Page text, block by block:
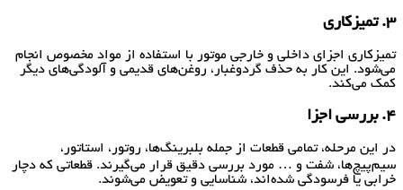
3. تمیزکاری
تمیزکاری اجزای داخلی و خارجی موتور با استفاده از مواد مخصوص انجام
می‌شود. این کار به حذف گردوغبار، روغن‌های قدیمی و آلودگی‌های دیگر
کمک می‌کند.
4. بررسی اجزا
در این مرحله، تمامی قطعات از جمله بلبرینگ‌ها، روتور، استاتور،
سیم‌پیچ‌ها، شفت و … مورد بررسی دقیق قرار می‌گیرند. قطعاتی که دچار
خرابی یا فرسودگی شده‌اند، شناسایی و تعویض می‌شوند.